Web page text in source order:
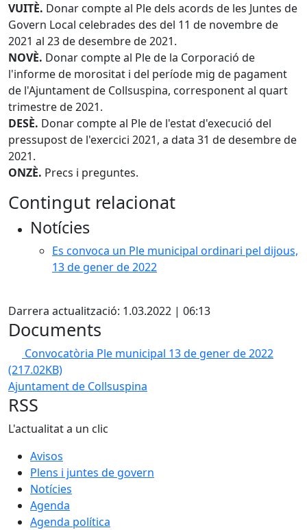
VUITÈ. Donar compte al Ple dels acords de les Juntes de
Govern Local celebrades des del 11 de novembre de
2021 al 23 de desembre de 2021.
NOVÈ. Donar compte al Ple de la Corporació de
l'informe de morositat i del període mig de pagament
de l'Ajuntament de Collsuspina, corresponent al quart
trimestre de 2021.
DESÈ. Donar compte al Ple de l'estat d'execució del
pressupost de l'exercici 2021, a data 31 de desembre de
2021.
ONZÈ. Precs i preguntes.
Contingut relacionat
Notícies
Es convoca un Ple municipal ordinari pel dijous,
13 de gener de 2022
Darrera actualització: 1.03.2022 | 06:13
Documents
Convocatòria Ple municipal 13 de gener de 2022
(217.02KB)
Ajuntament de Collsuspina
RSS
L'actualitat a un clic
Avisos
Plens i juntes de govern
Notícies
Agenda
Agenda política